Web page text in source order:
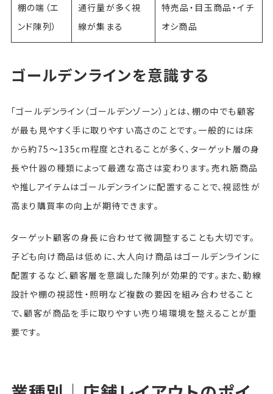
棚の端（エ
ンド陳列）
通行量が多く視
線が集まる
特売品・目玉商品・イチ
オシ商品
ゴールデンラインを意識する
「ゴールデンライン（ゴールデンゾーン）」とは、棚の中でも顧客
が最も見やすく手に取りやすい高さのことです。一般的には床
から約75〜135cm程度とされることが多く、ターゲット層の身
長や什器の種類によって最適な高さは変わります。売れ筋商品
や推しアイテムはゴールデンラインに配置することで、視認性が
高まり購買率の向上が期待できます。
ターゲット顧客の身長に合わせて微調整することも大切です。
子ども向け商品は低めに、大人向け商品はゴールデンラインに
配置するなど、顧客層を意識した陳列が効果的です。また、動線
設計や棚の視認性・照明など複数の要因を組み合わせること
で、顧客が商品を手に取りやすい売り場環境を整えることが重
要です。